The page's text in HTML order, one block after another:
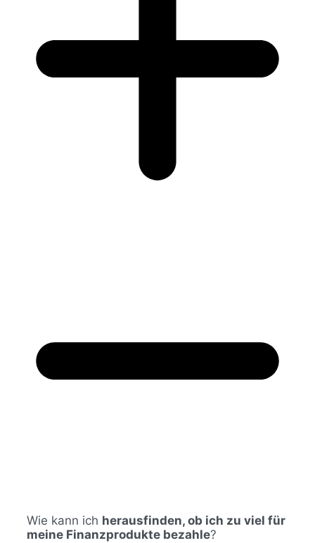
Wie kann ich herausfinden, ob ich zu viel für
meine Finanzprodukte bezahle?